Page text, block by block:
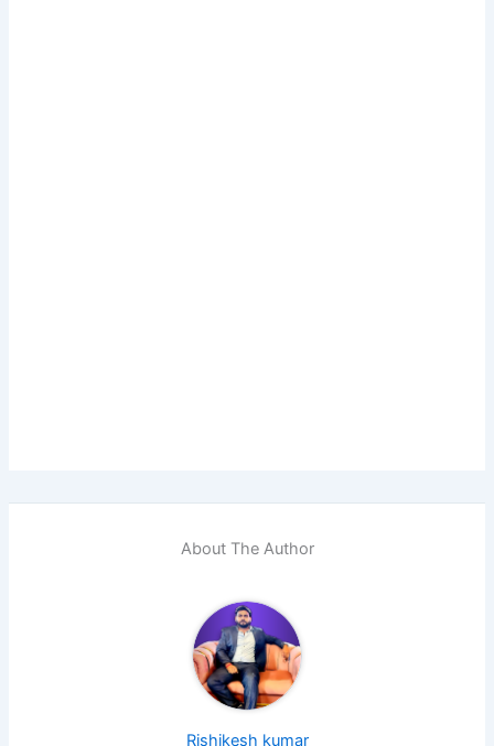
About The Author
Rishikesh kumar